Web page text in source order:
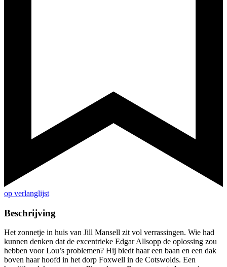
op verlanglijst
Beschrijving
Het zonnetje in huis van Jill Mansell zit vol verrassingen. Wie had
kunnen denken dat de excentrieke Edgar Allsopp de oplossing zou
hebben voor Lou’s problemen? Hij biedt haar een baan en een dak
boven haar hoofd in het dorp Foxwell in de Cotswolds. Een